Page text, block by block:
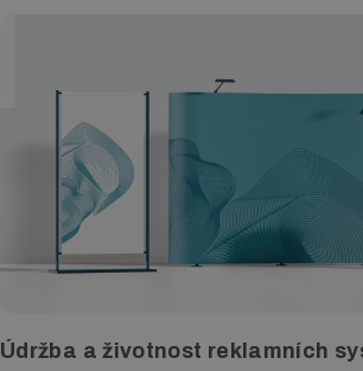
Údržba a životnost reklamních